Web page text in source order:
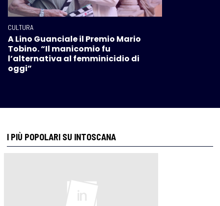
CULTURA
A Lino Guanciale il Premio Mario
Tobino. “Il manicomio fu
l’alternativa al femminicidio di
oggi”
I PIÙ POPOLARI SU INTOSCANA